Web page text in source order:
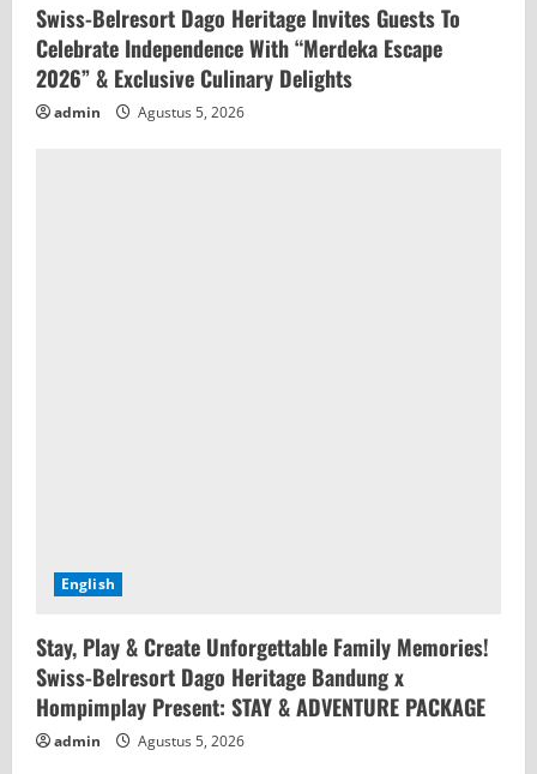
Swiss-Belresort Dago Heritage Invites Guests To
Celebrate Independence With “Merdeka Escape
2026” & Exclusive Culinary Delights
admin Agustus 5, 2026
English
Stay, Play & Create Unforgettable Family Memories!
Swiss-Belresort Dago Heritage Bandung x
Hompimplay Present: STAY & ADVENTURE PACKAGE
admin Agustus 5, 2026